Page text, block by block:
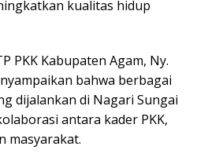
kualitas hidup
PKK Kabupaten Agam, Ny.
bahwa berbagai
dijalankan di Nagari Sungai
antara kader PKK,
masyarakat.